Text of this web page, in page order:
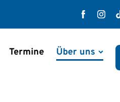
Termine Über uns